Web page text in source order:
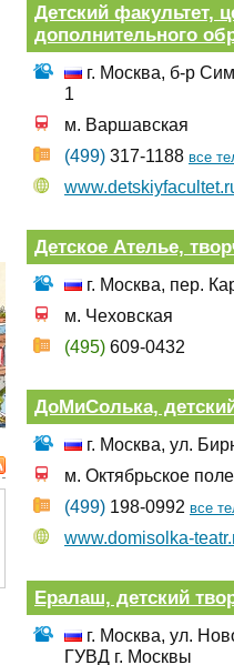
Детский факультет,
дополнительного
г. Москва, б-р
1
м. Варшавская
(499) 317-1188 все
Детское Ателье,
г. Москва, пер.
м. Чеховская
(495) 609-0432
ДоМиСолька,
г. Москва, ул.
м. Октябрьское поле
(499) 198-0992 все
www.domisolka-
Ералаш, детский
г. Москва, ул.
ГУВД г. Москвы